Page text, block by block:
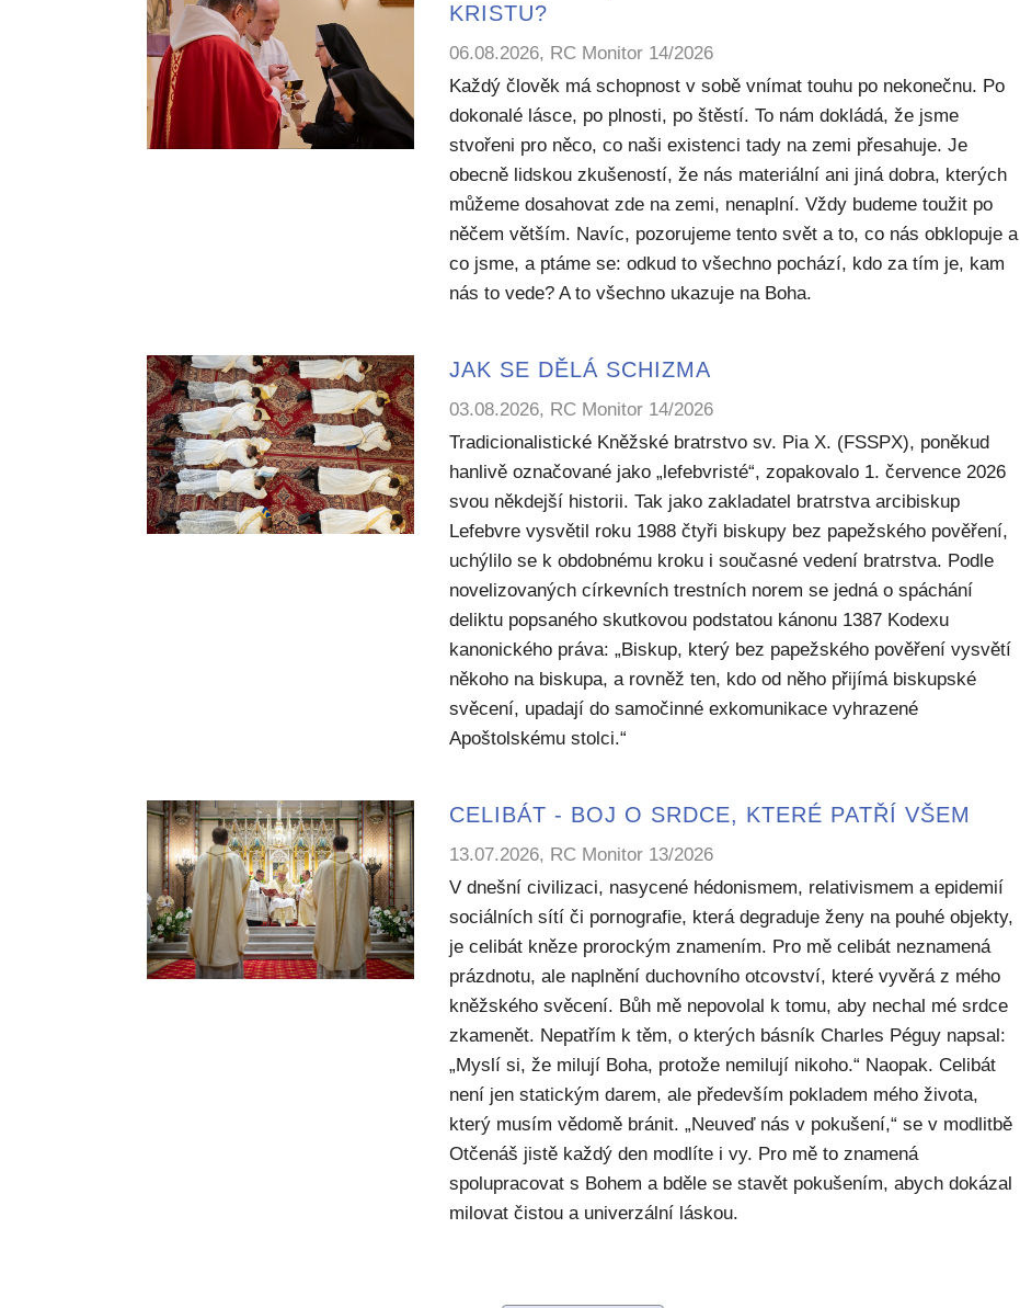
KRISTU?
06.08.2026, RC Monitor 14/2026
Každý člověk má schopnost v sobě vnímat touhu po nekonečnu. Po
dokonalé lásce, po plnosti, po štěstí. To nám dokládá, že jsme
stvořeni pro něco, co naši existenci tady na zemi přesahuje. Je
obecně lidskou zkušeností, že nás materiální ani jiná dobra, kterých
můžeme dosahovat zde na zemi, nenaplní. Vždy budeme toužit po
něčem větším. Navíc, pozorujeme tento svět a to, co nás obklopuje a
co jsme, a ptáme se: odkud to všechno pochází, kdo za tím je, kam
nás to vede? A to všechno ukazuje na Boha.
JAK SE DĚLÁ SCHIZMA
03.08.2026, RC Monitor 14/2026
Tradicionalistické Kněžské bratrstvo sv. Pia X. (FSSPX), poněkud
hanlivě označované jako „lefebvristé“, zopakovalo 1. července 2026
svou někdejší historii. Tak jako zakladatel bratrstva arcibiskup
Lefebvre vysvětil roku 1988 čtyři biskupy bez papežského pověření,
uchýlilo se k obdobnému kroku i současné vedení bratrstva. Podle
novelizovaných církevních trestních norem se jedná o spáchání
deliktu popsaného skutkovou podstatou kánonu 1387 Kodexu
kanonického práva: „Biskup, který bez papežského pověření vysvětí
někoho na biskupa, a rovněž ten, kdo od něho přijímá biskupské
svěcení, upadají do samočinné exkomunikace vyhrazené
Apoštolskému stolci.“
CELIBÁT - BOJ O SRDCE, KTERÉ PATŘÍ VŠEM
13.07.2026, RC Monitor 13/2026
V dnešní civilizaci, nasycené hédonismem, relativismem a epidemií
sociálních sítí či pornografie, která degraduje ženy na pouhé objekty,
je celibát kněze prorockým znamením. Pro mě celibát neznamená
prázdnotu, ale naplnění duchovního otcovství, které vyvěrá z mého
kněžského svěcení. Bůh mě nepovolal k tomu, aby nechal mé srdce
zkamenět. Nepatřím k těm, o kterých básník Charles Péguy napsal:
„Myslí si, že milují Boha, protože nemilují nikoho.“ Naopak. Celibát
není jen statickým darem, ale především pokladem mého života,
který musím vědomě bránit. „Neuveď nás v pokušení,“ se v modlitbě
Otčenáš jistě každý den modlíte i vy. Pro mě to znamená
spolupracovat s Bohem a bděle se stavět pokušením, abych dokázal
milovat čistou a univerzální láskou.